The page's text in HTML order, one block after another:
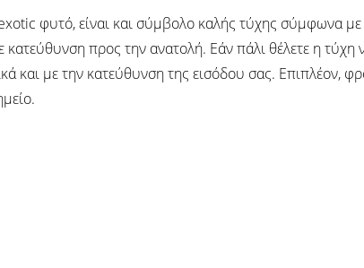
φυτό, είναι και σύμβολο καλής τύχης σύμφωνα με
προς την ανατολή. Εάν πάλι θέλετε η τύχη
και με την κατεύθυνση της εισόδου σας. Επιπλέον,